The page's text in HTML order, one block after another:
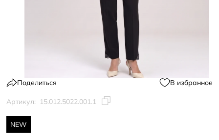
Поделиться В избранное
Артикул: 15.012.5022.001.1
NEW